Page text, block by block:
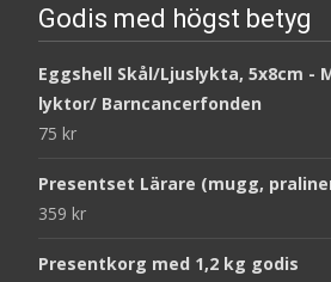
Godis med högst betyg
Eggshell Skål/Ljuslykta, 5x8cm -
lyktor/ Barncancerfonden
75 kr
Presentset Lärare (mugg,
359 kr
Presentkorg med 1,2 kg godis